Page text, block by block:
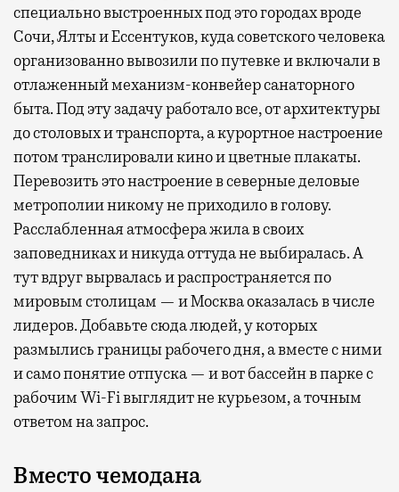
специально выстроенных под это городах вроде
Сочи, Ялты и Ессентуков, куда советского человека
организованно вывозили по путевке и включали в
отлаженный механизм-конвейер санаторного
быта. Под эту задачу работало все, от архитектуры
до столовых и транспорта, а курортное настроение
потом транслировали кино и цветные плакаты.
Перевозить это настроение в северные деловые
метрополии никому не приходило в голову.
Расслабленная атмосфера жила в своих
заповедниках и никуда оттуда не выбиралась. А
тут вдруг вырвалась и распространяется по
мировым столицам — и Москва оказалась в числе
лидеров. Добавьте сюда людей, у которых
размылись границы рабочего дня, а вместе с ними
и само понятие отпуска — и вот бассейн в парке с
рабочим Wi-Fi выглядит не курьезом, а точным
ответом на запрос.
Вместо чемодана